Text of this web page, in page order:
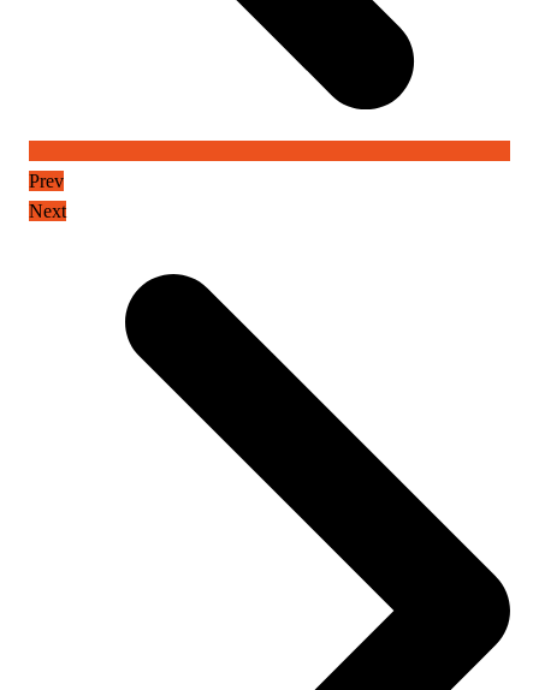
Prev
Next